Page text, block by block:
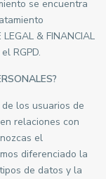
se encuentra
& FINANCIAL
RGPD.
los usuarios de
relaciones con
el
diferenciado la
de datos y la